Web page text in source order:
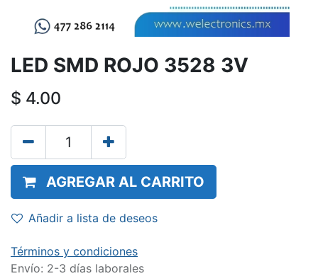
LED SMD ROJO 3528 3V
$ 4.00
AGREGAR AL CARRITO
Añadir a lista de deseos
Términos y condiciones
Envío: 2-3 días laborales